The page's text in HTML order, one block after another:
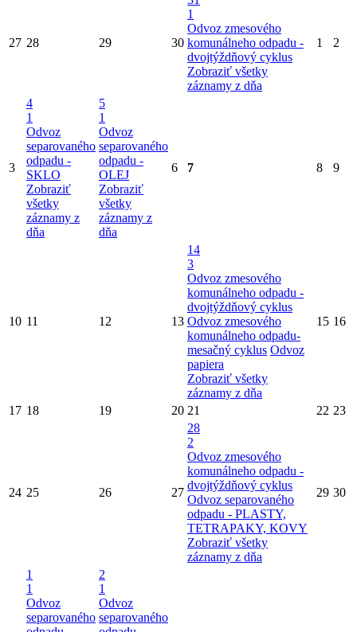
27 28 29 30
1
Odvoz zmesového
komunálneho odpadu -
dvojtýždňový cyklus
Zobraziť všetky
záznamy z dňa
1 2
3
4
1
Odvoz
separovaného
odpadu -
SKLO
Zobraziť
všetky
záznamy z
dňa
5
1
Odvoz
separovaného
odpadu -
OLEJ
Zobraziť
všetky
záznamy z
dňa
6 7 8 9
10 11 12 13
14
3
Odvoz zmesového
komunálneho odpadu -
dvojtýždňový cyklus
Odvoz zmesového
komunálneho odpadu-
mesačný cyklus Odvoz
papiera
Zobraziť všetky
záznamy z dňa
15 16
17 18 19 20 21 22 23
24 25 26 27
28
2
Odvoz zmesového
komunálneho odpadu -
dvojtýždňový cyklus
Odvoz separovaného
odpadu - PLASTY,
TETRAPAKY, KOVY
Zobraziť všetky
záznamy z dňa
29 30
1
1
Odvoz
separovaného
2
1
Odvoz
separovaného